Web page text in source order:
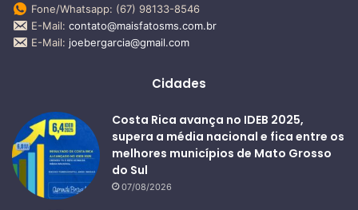
Fone/Whatsapp: (67) 98133-8546
E-Mail: contato@maisfatosms.com.br
E-Mail: joebergarcia@gmail.com
Cidades
Costa Rica avança no IDEB 2025,
supera a média nacional e fica entre os
melhores municípios de Mato Grosso
do Sul
07/08/2026